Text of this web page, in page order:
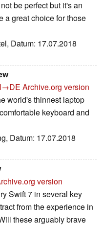
be perfect but it's an
a great choice for those
Datum: 17.07.2018
Archive.org version
world's thinnest laptop
keyboard and
Datum: 17.07.2018
version
Swift 7 in several key
from the experience in
these arguably brave